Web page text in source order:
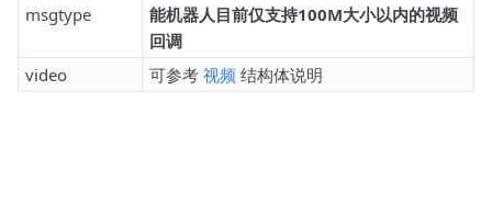
msgtype
能机器人目前仅支持100M大小以内的视频
回调
video
可参考 视频 结构体说明